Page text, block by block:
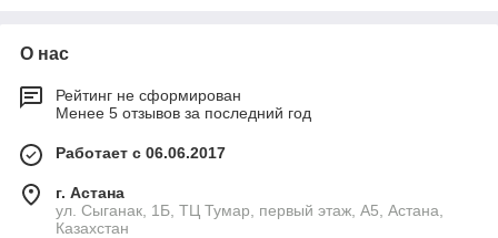
О нас
Рейтинг не сформирован
Менее 5 отзывов за последний год
Работает с 06.06.2017
г. Астана
ул. Сыганак, 1Б, ТЦ Тумар, первый этаж, А5, Астана,
Казахстан